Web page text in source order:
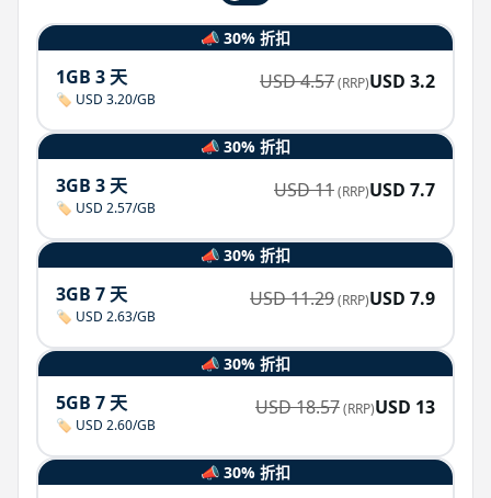
📣 30% 折扣
1GB 3 天
🏷️ USD 3.20/GB
USD4.57(RRP)USD 3.2
📣 30% 折扣
3GB 3 天
🏷️ USD 2.57/GB
USD11(RRP)USD 7.7
📣 30% 折扣
3GB 7 天
🏷️ USD 2.63/GB
USD11.29(RRP)USD 7.9
📣 30% 折扣
5GB 7 天
🏷️ USD 2.60/GB
USD18.57(RRP)USD 13
📣 30% 折扣